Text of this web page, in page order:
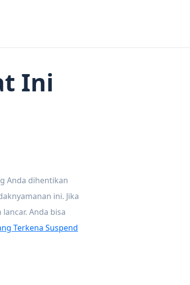
Ini
Anda dihentikan
ini. Jika
Anda bisa
Terkena Suspend